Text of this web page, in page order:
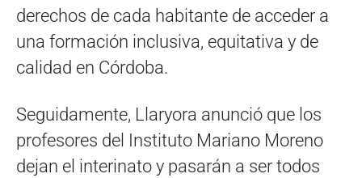
derechos de cada habitante de acceder a
una formación inclusiva, equitativa y de
calidad en Córdoba.
Seguidamente, Llaryora anunció que los
profesores del Instituto Mariano Moreno
dejan el interinato y pasarán a ser todos